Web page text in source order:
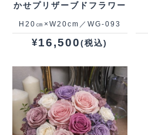
かせプリザーブドフラワー
H20㎝×W20cm／WG‐093
¥16,500(税込)